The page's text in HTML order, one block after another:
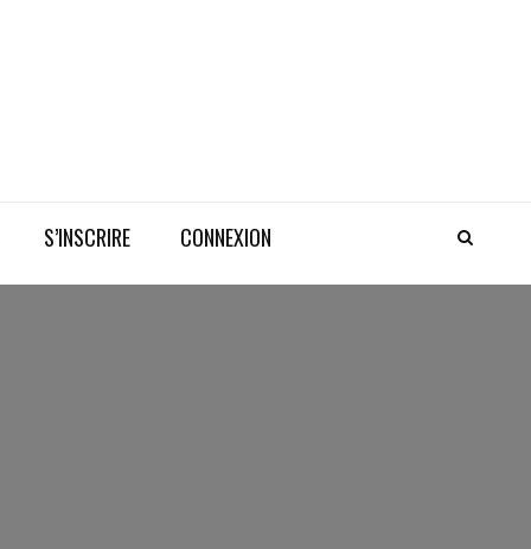
S’INSCRIRE CONNEXION